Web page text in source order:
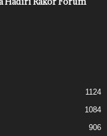
1124
1084
906